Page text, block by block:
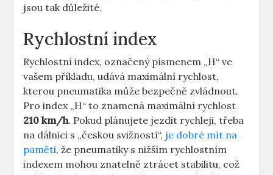
jsou tak důležité.
Rychlostní index
Rychlostní index, označený písmenem „H“ ve
vašem příkladu, udává maximální rychlost,
kterou pneumatika může bezpečně zvládnout.
Pro index „H“ to znamená maximální rychlost
210 km/h. Pokud plánujete jezdit rychleji, třeba
na dálnici s „českou svižností“, je dobré mít na
paměti, že pneumatiky s nižším rychlostním
indexem mohou znatelně ztrácet stabilitu, což